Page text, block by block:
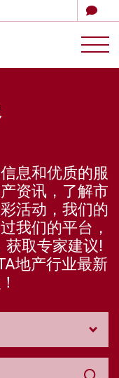
息和优质的服
资讯，了解市
活动，我们的
我们的平台，
取专家建议!
地产行业最新